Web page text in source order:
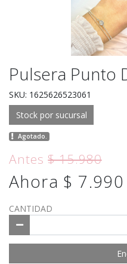
Pulsera Punto
SKU: 1625626523061
Stock por sucursal
Agotado.
Antes$ 15.980
Ahora $ 7.990
CANTIDAD